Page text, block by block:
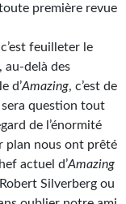
première revue
feuilleter le
au-delà des
d’Amazing, c’est de
sera question tout
de l’énormité
plan nous ont prêté
actuel d’Amazing
Silverberg ou